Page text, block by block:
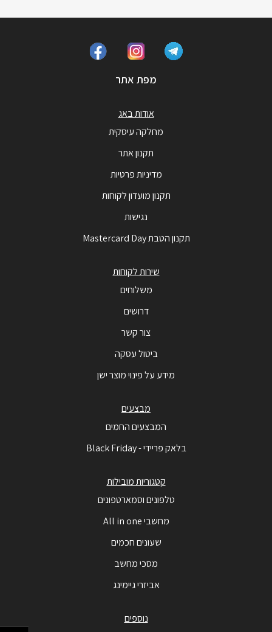
מפת אתר
אודות באג
מחלקה עיסקית
תקנון אתר
מדיניות פרטיות
תקנון מועדון לקוחות
נגישות
תקנון הטבת Mastercard Day
שירות לקוחות
משלוחים
דרושים
צור קשר
ביטול עסקה
מידע על פינוי מוצר ישן
מבצעים
המבצעים החמים
בלאק פריידי - Black Friday
קטגוריות מובילות
טלפונים וסמארטפונים
מחשבי All in one
שעונים חכמים
מסכי מחשב
אביזרי גיימינג
נוספים